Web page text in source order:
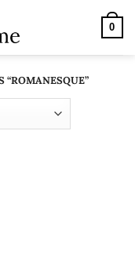
0
“ROMANESQUE”